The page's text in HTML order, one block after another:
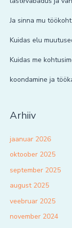
Ja sinna mu
Kuidas elu
Kuidas me
koondamine ja
Arhiiv
jaanuar 2026
oktoober 2025
september 2025
august 2025
veebruar 2025
november 2024